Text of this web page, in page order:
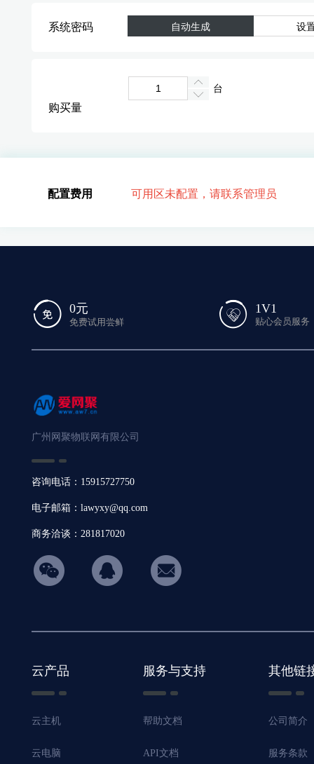
系统密码 自动生成 设
购买量
台
配置费用 可用区未配置，请联系管理员
0元
免费试用尝鲜
1V1
贴心会员服务
广州网聚物联网有限公司
咨询电话：15915727750
电子邮箱：lawyxy@qq.com
商务洽谈：281817020
hicon34
云产品
云主机
云电脑
服务与支持
帮助文档
API文档
其他链
公司简介
服务条款